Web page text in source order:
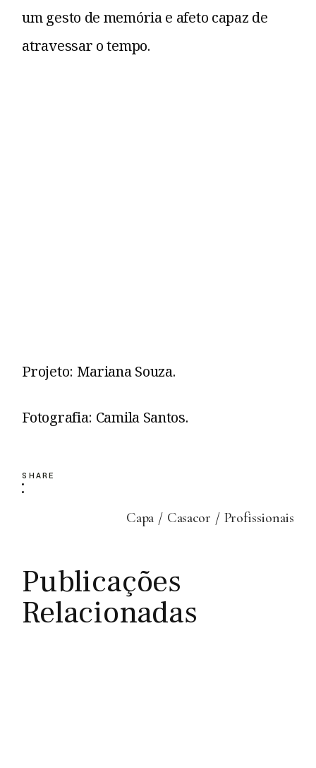
um gesto de memória e afeto capaz de
atravessar o tempo.
Projeto: Mariana Souza.
Fotografia: Camila Santos.
SHARE
Capa Casacor Profissionais
Publicações
Relacionadas